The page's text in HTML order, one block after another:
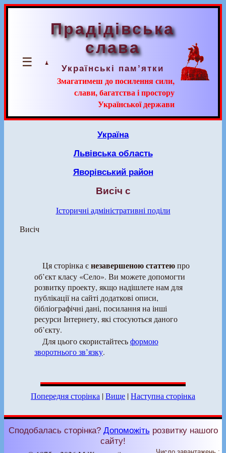
☰
Прадідівська
слава
Українські пам’ятки
Змагатимеш до посилення сили,
слави, багатства і простору
Української держави
Україна
Львівська область
Яворівський район
Висіч с
Історичні адміністративні поділи
Висіч
Ця сторінка єнезавершеною статтеюпро
об’єкт класу «Село». Ви можете допомогти
розвитку проекту, якщо надішлете нам для
публікації на сайті додаткові описи,
бібліографічні дані, посилання на інші
ресурси Інтернету, які стосуються даного
об’єкту.
Для цього скористайтесьформою
зворотнього зв’язку.
Попередня сторінка |Вище |Наступна сторінка
Сподобалась сторінка? Допоможітьрозвитку нашого
сайту!